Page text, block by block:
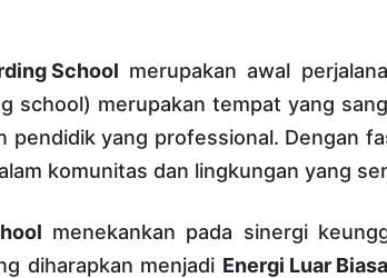
School merupakan awal
school) merupakan tempat yang
pendidik yang professional. Dengan
komunitas dan lingkungan yang
menekankan pada sinergi
diharapkan menjadi Energi Luar Biasa